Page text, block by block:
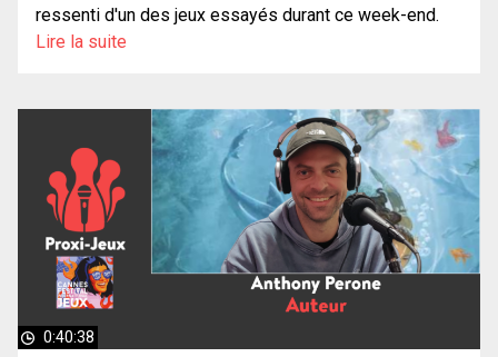
ressenti d'un des jeux essayés durant ce week-end.
Lire la suite
0:40:38